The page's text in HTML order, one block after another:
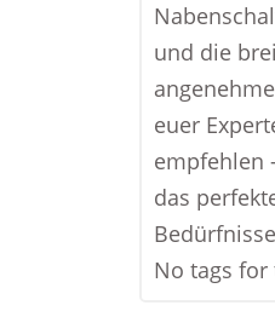
und die
euer
empfehlen
das
No tags